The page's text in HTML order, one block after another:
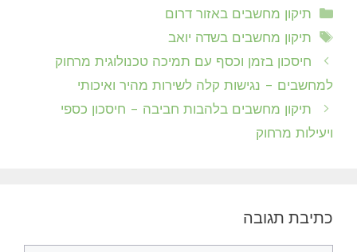
קטגוריות
תיקון מחשבים באזור דרום
תגיות
תיקון מחשבים בשדה יואב
חיסכון בזמן וכסף עם תמיכה טכנולוגית מרחוק
למחשבים – נגישות קלה לשירות מהיר ואיכותי
תיקון מחשבים בלהבות חביבה – חיסכון כספי
ויעילות מרחוק
כתיבת תגובה